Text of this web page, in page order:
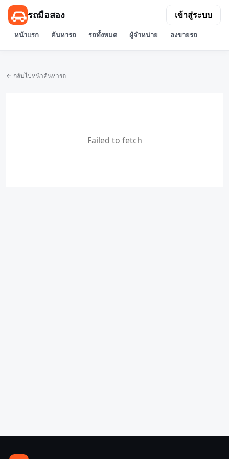
รถมือสอง
หน้าแรก ค้นหารถ รถทั้งหมด ผู้จำหน่าย ลงขายรถ
เข้าสู่ระบบ
← กลับไปหน้าค้นหารถ
Failed to fetch